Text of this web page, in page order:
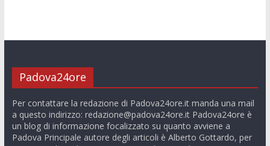
Padova24ore
Per contattare la redazione di Padova24ore.it manda una mail
a questo indirizzo: redazione@padova24ore.itPadova24ore è
un blog di informazione focalizzato su quanto avviene a
Padova Principale autore degli articoli è Alberto Gottardo, per